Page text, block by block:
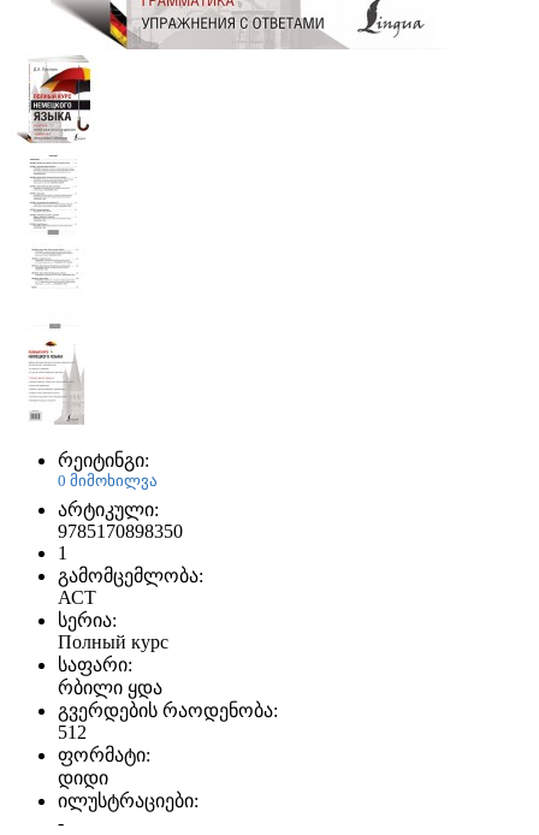
რეიტინგი:
0 მიმოხილვა
არტიკული:
9785170898350
1
გამომცემლობა:
АСТ
სერია:
Полный курс
საფარი:
რბილი ყდა
გვერდების რაოდენობა:
512
ფორმატი:
დიდი
ილუსტრაციები:
-